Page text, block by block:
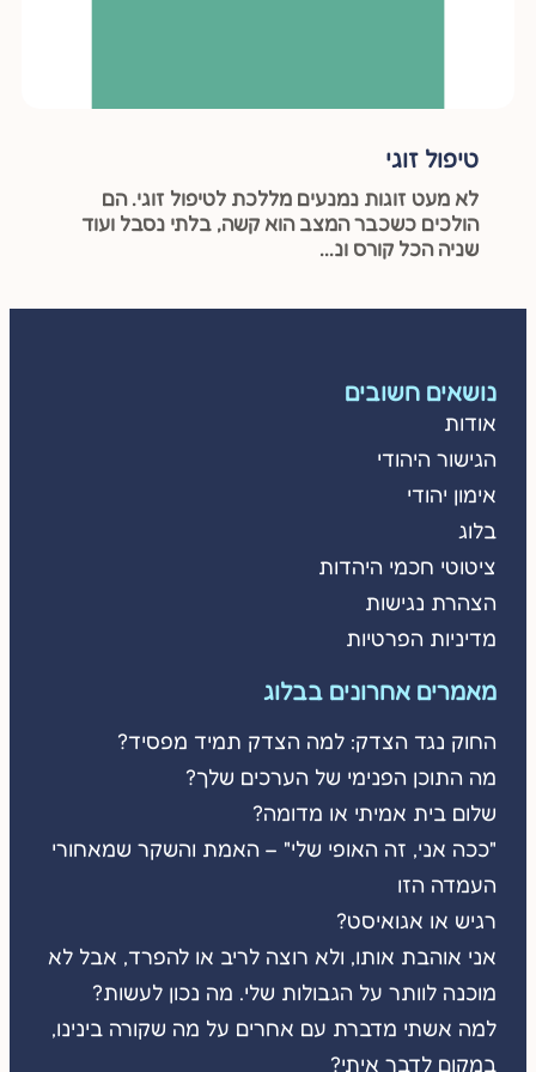
טיפול זוגי
לא מעט זוגות נמנעים מללכת לטיפול זוגי. הם
הולכים כשכבר המצב הוא קשה, בלתי נסבל ועוד
שניה הכל קורס ונ...
נושאים חשובים
אודות
הגישור היהודי
אימון יהודי
בלוג
ציטוטי חכמי היהדות
הצהרת נגישות
מדיניות הפרטיות
מאמרים אחרונים בבלוג
החוק נגד הצדק: למה הצדק תמיד מפסיד?
מה התוכן הפנימי של הערכים שלך?
שלום בית אמיתי או מדומה?
"ככה אני, זה האופי שלי" – האמת והשקר שמאחורי
העמדה הזו
רגיש או אגואיסט?
אני אוהבת אותו, ולא רוצה לריב או להפרד, אבל לא
מוכנה לוותר על הגבולות שלי. מה נכון לעשות?
למה אשתי מדברת עם אחרים על מה שקורה בינינו,
במקום לדבר איתי?